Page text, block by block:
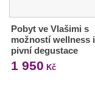
Pobyt ve Vlašimi s
možností wellness i
pivní degustace
1 950 Kč